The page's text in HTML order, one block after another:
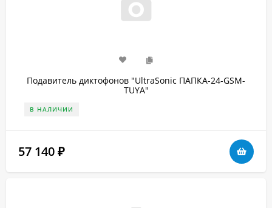
Подавитель диктофонов "UltraSonic ПАПКА-24-GSM-
TUYA"
В НАЛИЧИИ
57 140 ₽